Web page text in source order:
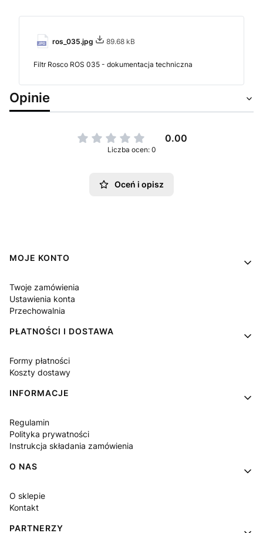
ros_035.jpg 89.68 kB
Filtr Rosco ROS 035 - dokumentacja techniczna
Opinie
0.00
Liczba ocen: 0
Oceń i opisz
Linki w stopce
MOJE KONTO
Twoje zamówienia
Ustawienia konta
Przechowalnia
PŁATNOŚCI I DOSTAWA
Formy płatności
Koszty dostawy
INFORMACJE
Regulamin
Polityka prywatności
Instrukcja składania zamówienia
O NAS
O sklepie
Kontakt
PARTNERZY